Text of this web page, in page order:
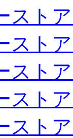
スト
スト
スト
スト
スト